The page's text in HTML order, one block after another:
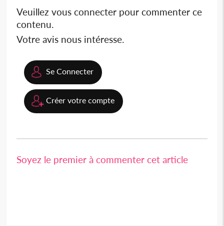
Veuillez vous connecter pour commenter ce
contenu.
Votre avis nous intéresse.
Se Connecter
Créer votre compte
Soyez le premier à commenter cet article